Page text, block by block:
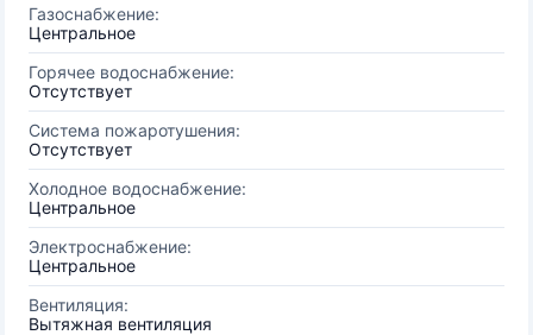
Газоснабжение:
Центральное
Горячее водоснабжение:
Отсутствует
Система пожаротушения:
Отсутствует
Холодное водоснабжение:
Центральное
Электроснабжение:
Центральное
Вентиляция:
Вытяжная вентиляция